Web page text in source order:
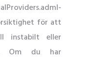
för att
instabilt eller
Om du har